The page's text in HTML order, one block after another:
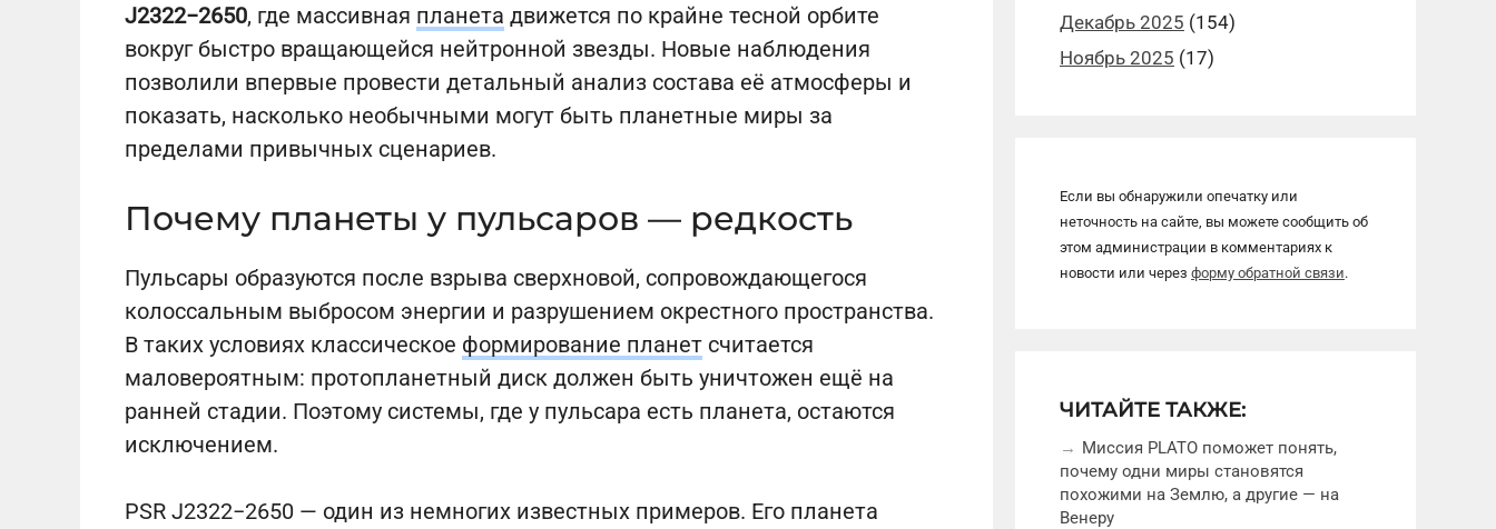
J2322−2650, где массивная планета движется по крайне тесной орбите
вокруг быстро вращающейся нейтронной звезды. Новые наблюдения
позволили впервые провести детальный анализ состава её атмосферы и
показать, насколько необычными могут быть планетные миры за
пределами привычных сценариев.
Почему планеты у пульсаров — редкость
Пульсары образуются после взрыва сверхновой, сопровождающегося
колоссальным выбросом энергии и разрушением окрестного пространства.
В таких условиях классическое формирование планет считается
маловероятным: протопланетный диск должен быть уничтожен ещё на
ранней стадии. Поэтому системы, где у пульсара есть планета, остаются
исключением.
PSR J2322−2650 — один из немногих известных примеров. Его планета
Декабрь 2025 (154)
Ноябрь 2025 (17)
Если вы обнаружили опечатку или
неточность на сайте, вы можете сообщить об
этом администрации в комментариях к
новости или через форму обратной связи.
ЧИТАЙТЕ ТАКЖЕ:
Миссия PLATO поможет понять,
почему одни миры становятся
похожими на Землю, а другие — на
Венеру